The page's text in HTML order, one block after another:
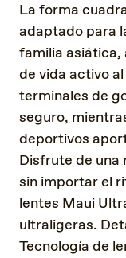
La forma
adaptado para
familia
de vida activo
terminales de
seguro,
deportivos
Disfrute de
sin importar el
lentes Maui
ultraligeras.
Tecnología de